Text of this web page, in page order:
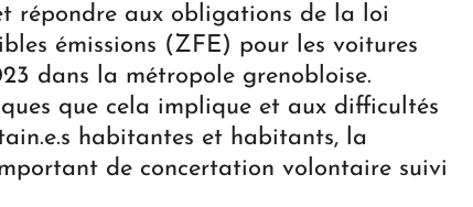
répondre aux obligations de la loi
émissions (ZFE) pour les voitures
dans la métropole grenobloise.
que cela implique et aux difficultés
habitantes et habitants, la
de concertation volontaire suivi